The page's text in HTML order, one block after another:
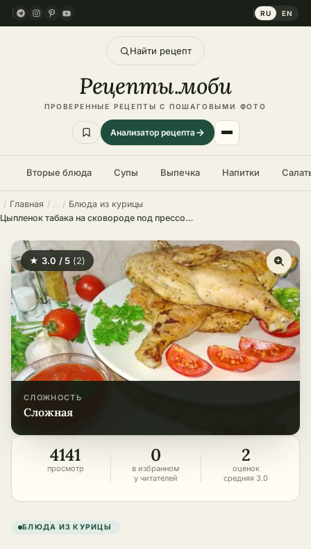
RU EN
Найти рецепт
Рецепты.моби
ПРОВЕРЕННЫЕ РЕЦЕПТЫ С ПОШАГОВЫМИ ФОТО
Анализатор рецепта
Вторые блюда Супы Выпечка Напитки
Главная
Блюда из курицы
Цыпленок табака на сковороде под прессом – пошаговый рецепт в домашних условиях
★ 3.0 / 5 (2)
СЛОЖНОСТЬ
сложная
4141
просмотр
0
в избранном
у читателей
2
оценок
средняя 3.0
БЛЮДА ИЗ КУРИЦЫ